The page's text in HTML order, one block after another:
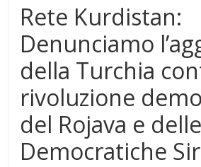
Rete Kurdistan:
Denunciamo
della Turchia
rivoluzione
del Rojava e
Democratiche